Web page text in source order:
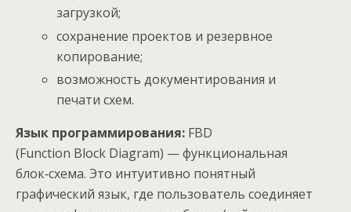
загрузкой;
сохранение проектов и резервное
копирование;
возможность документирования и
печати схем.
Язык программирования: FBD
(Function Block Diagram) — функциональная
блок‑схема. Это интуитивно понятный
графический язык, где пользователь соединяет